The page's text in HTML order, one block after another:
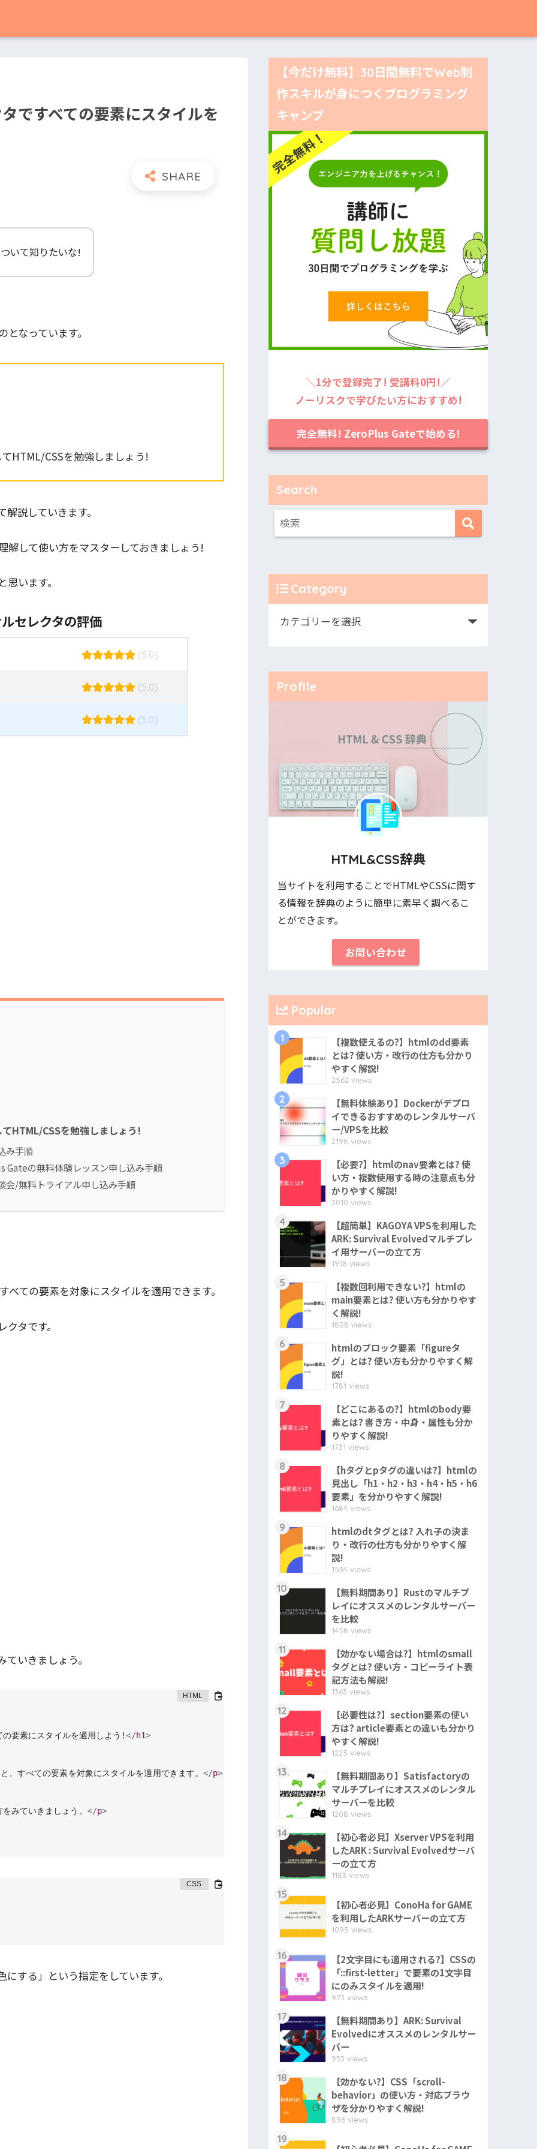
ですべての要素にスタイルを
いて知りたいな!
なっています。
HTML/CSSを勉強しましょう!
解説していきます。
解して使い方をマスターしておきましょう!
います。
セレクタの評価
(5.0)
(5.0)
(5.0)
HTML/CSSを勉強しましょう!
み手順
の無料体験レッスン申し込み手順
会/無料トライアル申し込み手順
ての要素を対象にスタイルを適用できます。
タです。
いきましょう。
要素にスタイルを適用しよう!</h1>
、すべての要素を対象にスタイルを適用できます。</p>
みていきましょう。 </p>
する」という指定をしています。
【今だけ無料】30日間無料でWeb制
作スキルが身につくプログラミング
キャンプ
＼1分で登録完了! 受講料0円!／
ノーリスクで学びたい方におすすめ!
完全無料! ZeroPlus Gateで始める!
Search
Category
Profile
HTML&CSS辞典
当サイトを利用することでHTMLやCSSに関す
る情報を辞典のように簡単に素早く調べるこ
とができます。
お問い合わせ
Popular
1
【複数使えるの?】htmlのdd要素
とは? 使い方・改行の仕方も分かり
やすく解説!
2562 views
2
【無料体験あり】Dockerがデプロ
イできるおすすめのレンタルサーバ
ー/VPSを比較
2198 views
3
【必要?】htmlのnav要素とは? 使
い方・複数使用する時の注意点も分
かりやすく解説!
2010 views
4
【超簡単】KAGOYA VPSを利用した
ARK: Survival Evolvedマルチプレ
イ用サーバーの立て方
1918 views
5
【複数回利用できない?】htmlの
main要素とは? 使い方も分かりやす
く解説!
1808 views
6
htmlのブロック要素「figureタ
グ」とは? 使い方も分かりやすく解
説!
1781 views
7
【どこにあるの?】htmlのbody要
素とは? 書き方・中身・属性も分か
りやすく解説!
1731 views
8
【hタグとpタグの違いは?】htmlの
見出し「h1・h2・h3・h4・h5・h6
要素」を分かりやすく解説!
1684 views
9
htmlのdtタグとは? 入れ子の決ま
り・改行の仕方も分かりやすく解
説!
1534 views
10
【無料期間あり】Rustのマルチプ
レイにオススメのレンタルサーバー
を比較
1458 views
11
【効かない場合は?】htmlのsmall
タグとは? 使い方・コピーライト表
記方法も解説!
1363 views
12
【必要性は?】section要素の使い
方は? article要素との違いも分かり
やすく解説!
1225 views
13
【無料期間あり】Satisfactoryの
マルチプレイにオススメのレンタル
サーバーを比較
1208 views
14
【初心者必見】Xserver VPSを利用
したARK : Survival Evolvedサーバ
ーの立て方
1183 views
15
【初心者必見】ConoHa for GAME
を利用したARKサーバーの立て方
1095 views
16
【2文字目にも適用される?】CSSの
「::first-letter」で要素の1文字目
にのみスタイルを適用!
973 views
17
【無料期間あり】ARK: Survival
Evolvedにオススメのレンタルサー
バー
933 views
18
【効かない?】CSS「scroll-
behavior」の使い方・対応ブラウ
ザを分かりやすく解説!
896 views
19